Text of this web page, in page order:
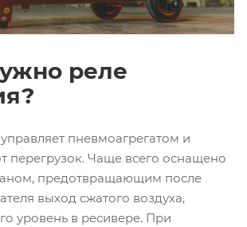
реле
пневмоагрегатом и
перегрузок. Чаще всего оснащено
предотвращающим после
выход сжатого воздуха,
уровень в ресивере. При